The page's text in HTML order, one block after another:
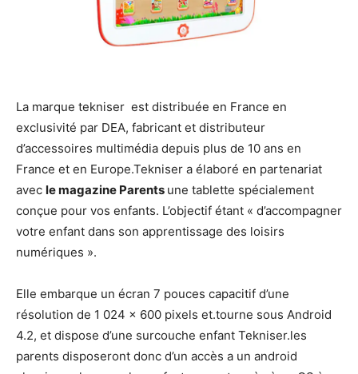
La marque tekniser est distribuée en France en
exclusivité par DEA, fabricant et distributeur
d’accessoires multimédia depuis plus de 10 ans en
France et en Europe.Tekniser a élaboré en partenariat
avec le magazine Parents une tablette spécialement
conçue pour vos enfants. L’objectif étant « d’accompagner
votre enfant dans son apprentissage des loisirs
numériques ».
Elle embarque un écran 7 pouces capacitif d’une
résolution de 1 024 x 600 pixels et.tourne sous Android
4.2, et dispose d’une surcouche enfant Tekniser.les
parents disposeront donc d’un accès a un android